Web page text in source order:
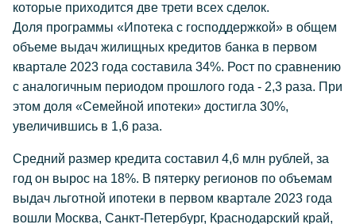
которые приходится две трети всех сделок.
Доля программы «Ипотека с господдержкой» в общем
объеме выдач жилищных кредитов банка в первом
квартале 2023 года составила 34%. Рост по сравнению
с аналогичным периодом прошлого года - 2,3 раза. При
этом доля «Семейной ипотеки» достигла 30%,
увеличившись в 1,6 раза.
Средний размер кредита составил 4,6 млн рублей, за
год он вырос на 18%. В пятерку регионов по объемам
выдач льготной ипотеки в первом квартале 2023 года
вошли Москва, Санкт-Петербург, Краснодарский край,